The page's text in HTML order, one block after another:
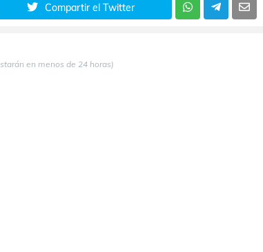
Compartir el Twitter
en menos de 24 horas)